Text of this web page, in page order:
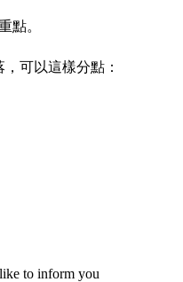
點。
可以這樣分點：
to inform you